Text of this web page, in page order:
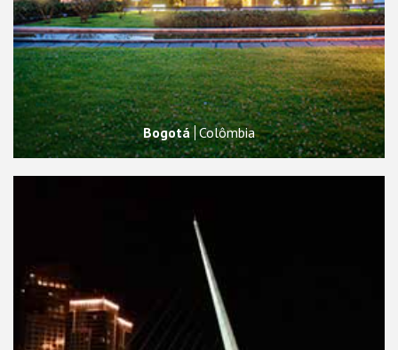
Bogotá Colômbia